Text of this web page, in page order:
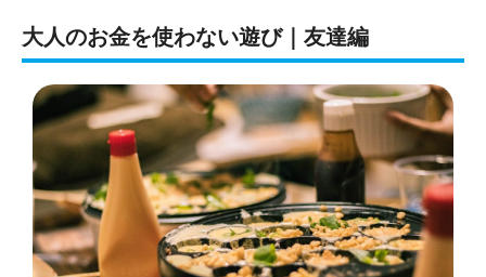
大人のお金を使わない遊び｜友達編